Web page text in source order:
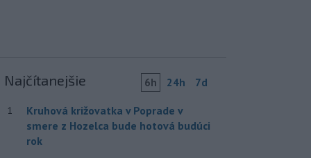
Najčítanejšie 6h 24h 7d
1
Kruhová križovatka v Poprade v
smere z Hozelca bude hotová budúci
rok